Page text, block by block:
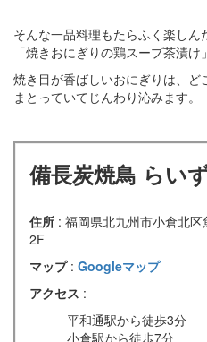
そんな一品料理もたらふく楽し
「焼きおにぎりの鶏スープ茶漬け
焼き目が香ばしいおにぎりは、
まとっていてじんわり沁みます。
備長炭焼鳥 らい
住所 : 福岡県北九州市小倉北
2F
マップ : Googleマップ
アクセス :
平和通駅から徒歩3分
小倉駅から徒歩7分